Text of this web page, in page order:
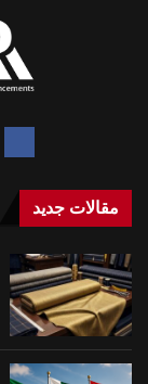
مقالات جدید